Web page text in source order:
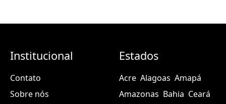
Institucional
Contato
Sobre nós
Estados
Acre Alagoas Amapá
Amazonas Bahia Ceará